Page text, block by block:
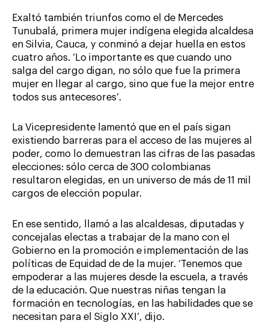
Exaltó también triunfos como el de Mercedes
Tunubalá, primera mujer indígena elegida alcaldesa
en Silvia, Cauca, y conminó a dejar huella en estos
cuatro años. ‘Lo importante es que cuando uno
salga del cargo digan, no sólo que fue la primera
mujer en llegar al cargo, sino que fue la mejor entre
todos sus antecesores’.
La Vicepresidente lamentó que en el país sigan
existiendo barreras para el acceso de las mujeres al
poder, como lo demuestran las cifras de las pasadas
elecciones: sólo cerca de 300 colombianas
resultaron elegidas, en un universo de más de 11 mil
cargos de elección popular.
En ese sentido, llamó a las alcaldesas, diputadas y
concejalas electas a trabajar de la mano con el
Gobierno en la promoción e implementación de las
políticas de Equidad de de la mujer. ‘Tenemos que
empoderar a las mujeres desde la escuela, a través
de la educación. Que nuestras niñas tengan la
formación en tecnologías, en las habilidades que se
necesitan para el Siglo XXI’, dijo.